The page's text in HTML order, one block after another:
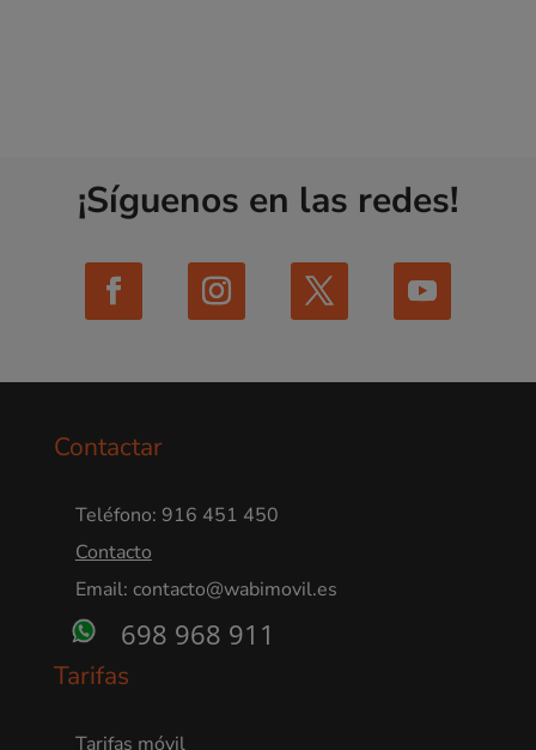
¡Síguenos en las redes!
Contactar
Teléfono: 916 451 450
Contacto
Email: contacto@wabimovil.es
698 968 911
Tarifas
Tarifas móvil